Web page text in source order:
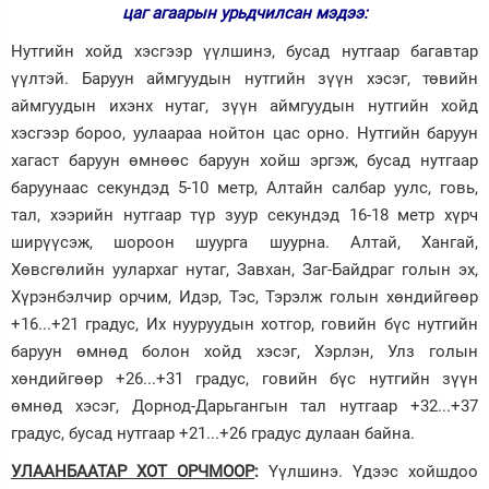
цаг агаарын урьдчилсан мэдээ:
Нутгийн хойд хэсгээр үүлшинэ, бусад нутгаар багавтар
үүлтэй. Баруун аймгуудын нутгийн зүүн хэсэг, төвийн
аймгуудын ихэнх нутаг, зүүн аймгуудын нутгийн хойд
хэсгээр бороо, уулаараа нойтон цас орно. Нутгийн баруун
хагаст баруун өмнөөс баруун хойш эргэж, бусад нутгаар
баруунаас секундэд 5-10 метр, Алтайн салбар уулс, говь,
тал, хээрийн нутгаар түр зуур секундэд 16-18 метр хүрч
ширүүсэж, шороон шуурга шуурна. Алтай, Хангай,
Хөвсгөлийн уулархаг нутаг, Завхан, Заг-Байдраг голын эх,
Хүрэнбэлчир орчим, Идэр, Тэс, Тэрэлж голын хөндийгөөр
+16...+21 градус, Их нууруудын хотгор, говийн бүс нутгийн
баруун өмнөд болон хойд хэсэг, Хэрлэн, Улз голын
хөндийгөөр +26...+31 градус, говийн бүс нутгийн зүүн
өмнөд хэсэг, Дорнод-Дарьгангын тал нутгаар +32...+37
градус, бусад нутгаар +21...+26 градус дулаан байна.
УЛААНБААТАР ХОТ ОРЧМООР: Үүлшинэ. Үдээс хойшдоо